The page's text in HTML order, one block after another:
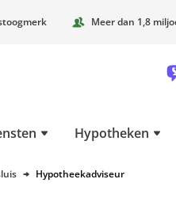
Meer dan 1,8
Hypotheken
Hypotheekadviseur